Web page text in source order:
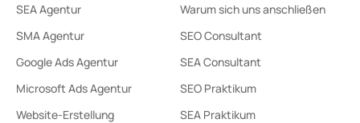
SEA Agentur
SMA Agentur
Google Ads Agentur
Microsoft Ads Agentur
Website-Erstellung
Warum sich uns anschließen
SEO Consultant
SEA Consultant
SEO Praktikum
SEA Praktikum